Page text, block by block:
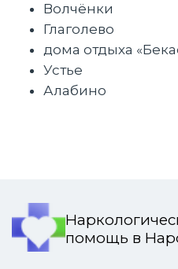
Волчёнки
Глаголево
дома отдыха
Устье
Алабино
помощь в